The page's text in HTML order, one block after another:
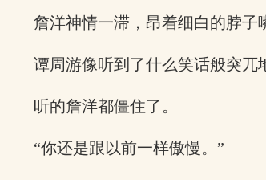
詹洋神情一滞，昂着细白的脖子
谭周游像听到了什么笑话般突兀
听的詹洋都僵住了。
“你还是跟以前一样傲慢。”